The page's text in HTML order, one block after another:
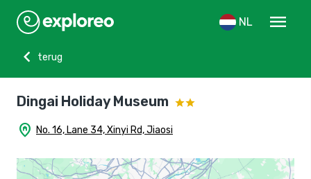
NL
menu
chevron_left
terug
Dingai Holiday Museum
home_pin No. 16, Lane 34, Xinyi Rd, Jiaosi